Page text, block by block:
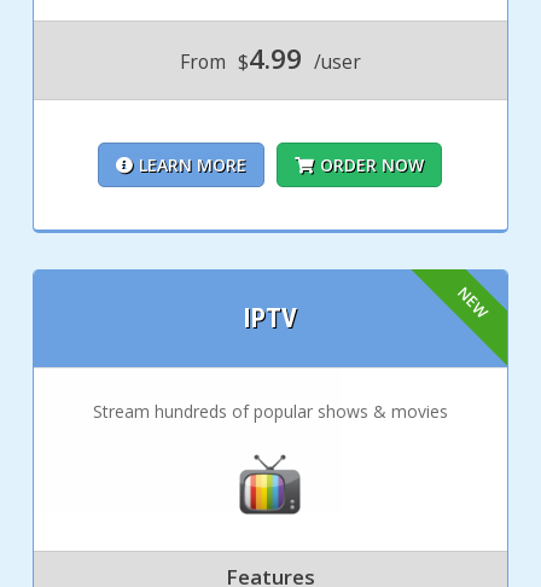
From $4.99 /user
LEARN MORE ORDER NOW
IPTV
Stream hundreds of popular shows & movies
Features